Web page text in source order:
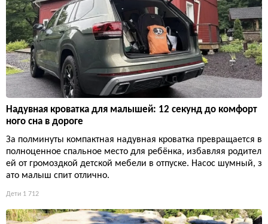
Надувная кроватка для малышей: 12 секунд до комфорт
ного сна в дороге
За полминуты компактная надувная кроватка превращается в
полноценное спальное место для ребёнка, избавляя родител
ей от громоздкой детской мебели в отпуске. Насос шумный, з
ато малыш спит отлично.
Дети 1 712